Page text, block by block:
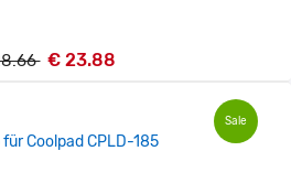
€ 23.88
Sale
Coolpad CPLD-185